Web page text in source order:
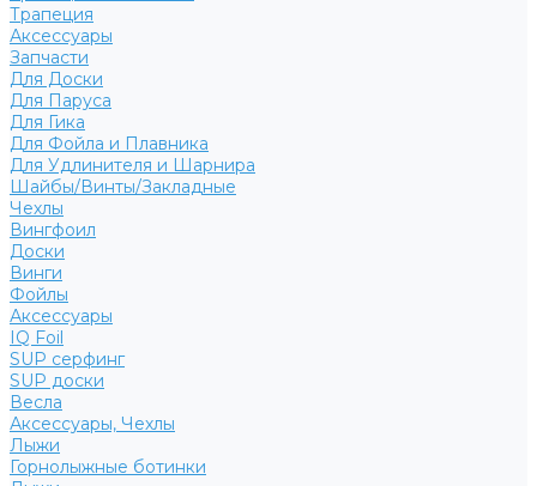
Трапеция
Аксессуары
Запчасти
Для Доски
Для Паруса
Для Гика
Для Фойла и Плавника
Для Удлинителя и Шарнира
Шайбы/Винты/Закладные
Чехлы
Вингфоил
Доски
Винги
Фойлы
Аксессуары
IQ Foil
SUP серфинг
SUP доски
Весла
Аксессуары, Чехлы
Лыжи
Горнолыжные ботинки